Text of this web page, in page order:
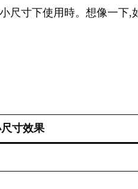
尺寸下使用時。想像一
寸效果